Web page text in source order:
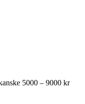
5000 – 9000 kr